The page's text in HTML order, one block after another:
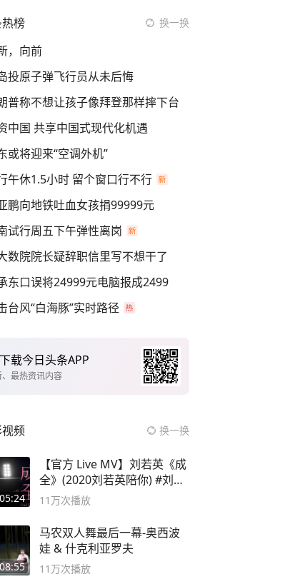
榜 换一换
，向前
投原子弹飞行员从未后悔
普称不想让孩子像拜登那样摔下台
中国 共享中国式现代化机遇
或将迎来“空调外机”
午休1.5小时 留个窗口行不行
鹏向地铁吐血女孩捐99999元
试行周五下午弹性离岗
数院院长疑辞职信里写不想干了
东口误将24999元电脑报成2499
台风“白海豚”实时路径
载今日头条APP
最热资讯内容
频 换一换
05:24
【官方 Live MV】刘若英《成
全》(2020刘若英陪你) #刘若
英 #成全
11万次播放
08:55
马农双人舞最后一幕-奥西波
娃 & 什克利亚罗夫
11万次播放